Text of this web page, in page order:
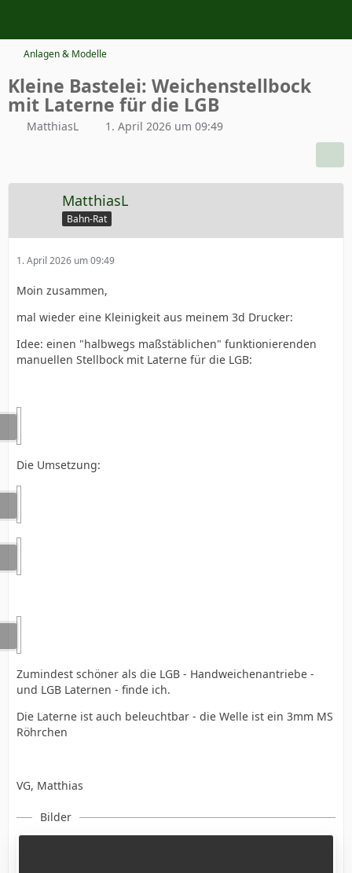
Anlagen & Modelle
Kleine Bastelei: Weichenstellbock
mit Laterne für die LGB
MatthiasL 1. April 2026 um 09:49
MatthiasL
Bahn-Rat
1. April 2026 um 09:49
Moin zusammen,
mal wieder eine Kleinigkeit aus meinem 3d Drucker:
Idee: einen "halbwegs maßstäblichen" funktionierenden
manuellen Stellbock mit Laterne für die LGB:
Die Umsetzung:
Zumindest schöner als die LGB - Handweichenantriebe -
und LGB Laternen - finde ich.
Die Laterne ist auch beleuchtbar - die Welle ist ein 3mm MS
Röhrchen
VG, Matthias
Bilder